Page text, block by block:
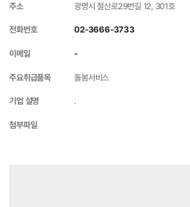
주소 광명시 철산로29번길 12, 301호
전화번호 02-3666-3733
이메일 -
주요취급품목 돌봄서비스
기업 설명 .
첨부파일